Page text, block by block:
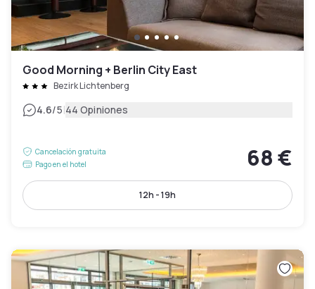
Good Morning + Berlin City East
Bezirk Lichtenberg
4.6/5|44 Opiniones
Cancelación gratuita
Pago en el hotel
68 €
12h - 19h